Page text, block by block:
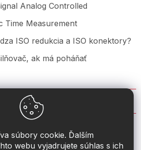
súbory cookie. Ďalším
webu vyjadrujete súhlas s ich
Analog Controlled
Time Measurement
ISO redukcia a ISO konektory?
ak má poháňať
KONTAKT
info@2din.sk